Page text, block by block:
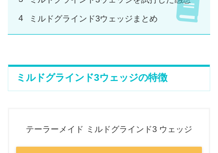
ミルドグラインド3ウェッジまとめ
ミルドグラインド3ウェッジの特徴
テーラーメイド ミルドグラインド3 ウェッジ